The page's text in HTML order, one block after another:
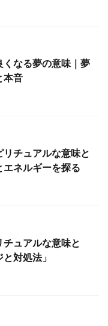
なる夢の意味｜夢
本音
チュアルな意味と
ネルギーを探る
チュアルな意味と
対処法」